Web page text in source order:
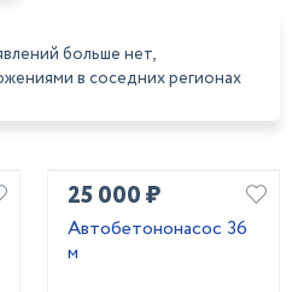
больше нет,
в соседних регионах
25 000 ₽
Автобетононасос 36
м